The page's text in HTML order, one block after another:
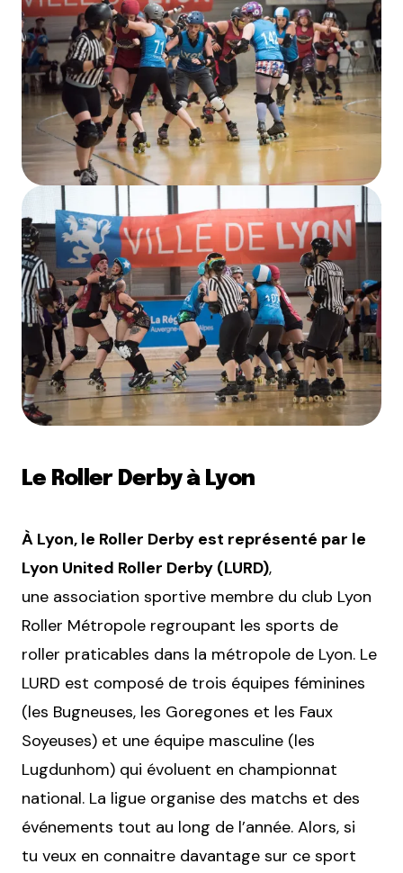
Le Roller Derby à Lyon
À Lyon, le Roller Derby est représenté par le
Lyon United Roller Derby (LURD),
une association sportive membre du club Lyon
Roller Métropole regroupant les sports de
roller praticables dans la métropole de Lyon. Le
LURD est composé de trois équipes féminines
(les Bugneuses, les Goregones et les Faux
Soyeuses) et une équipe masculine (les
Lugdunhom) qui évoluent en championnat
national. La ligue organise des matchs et des
événements tout au long de l’année. Alors, si
tu veux en connaitre davantage sur ce sport